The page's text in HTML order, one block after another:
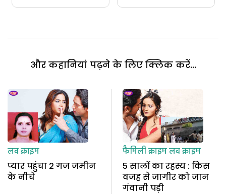
और कहानियां पढ़ने के लिए क्लिक करें...
लव क्राइम
प्यार पहुंचा 2 गज जमीन
के नीचे
फैमिली क्राइमलव क्राइम
5 सालों का रहस्य : किस
वजह से जागीर को जान
गंवानी पड़ी